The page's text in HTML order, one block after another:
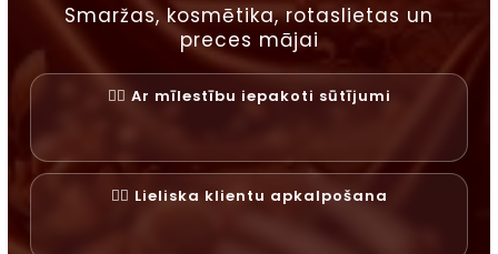
Smaržas, kosmētika, rotaslietas un
preces mājai
✓⃝ Ar mīlestību iepakoti sūtījumi
✓⃝ Lieliska klientu apkalpošana